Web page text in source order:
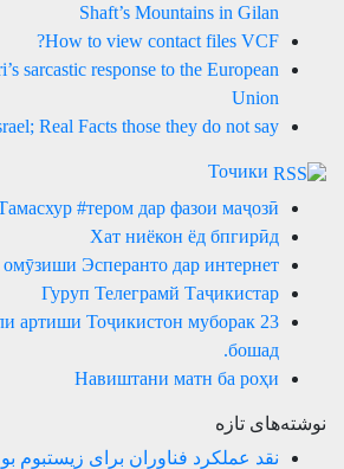
Shaft’s Mountains in Gilan
How to view contact files VCF?
sarcastic response to the European
Union
Real Facts those they do not say!
Точики
#тером дар фазои маҷозӣ
Хат ниёкон ёд бпгирӣд
омӯзиши Эсперанто дар интернет
Гуруп Телеграмй Таҷикистар
артиши Тоҷикистон муборак
бошад.
Навиштани матн ба роҳи
نوشته‌های تازه
نقد عملکرد فناوران برای زیستبوم